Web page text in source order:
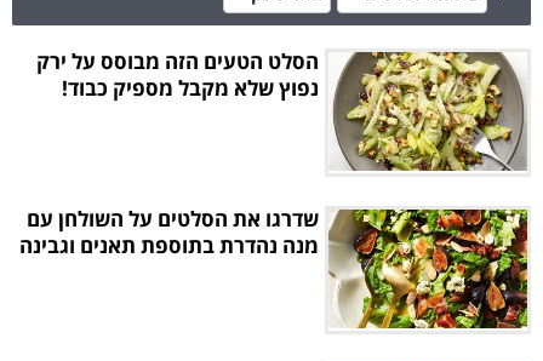
הסלט הטעים הזה מבוסס על ירק
נפוץ שלא מקבל מספיק כבוד!
שדרגו את הסלטים על השולחן עם
מנה נהדרת בתוספת תאנים וגבינה